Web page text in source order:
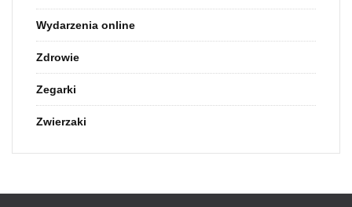
Wydarzenia online
Zdrowie
Zegarki
Zwierzaki